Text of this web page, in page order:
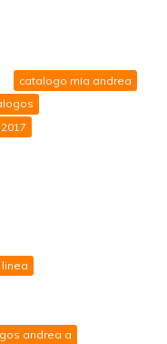
catalogo mia andrea
andrea a